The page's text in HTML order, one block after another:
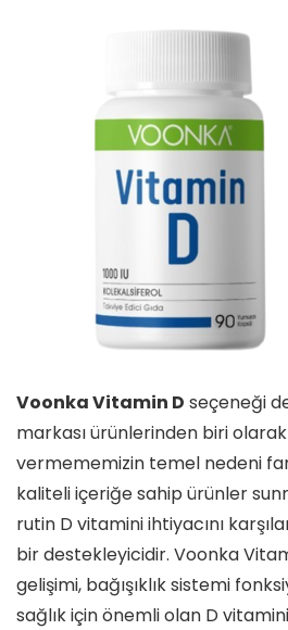
Voonka Vitamin D seçeneği
markası ürünlerinden biri
vermememizin temel nedeni
kaliteli içeriğe sahip ürünler
rutin D vitamini ihtiyacını
bir destekleyicidir. Voonka
gelişimi, bağışıklık sistemi
sağlık için önemli olan D